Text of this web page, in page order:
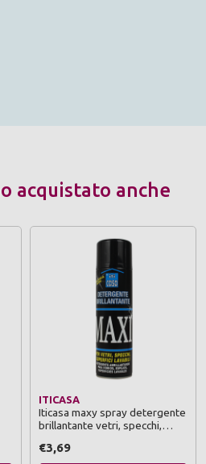
acquistato anche
ITICASA
Iticasa maxy spray detergente
brillantante vetri, specchi,
€3,69